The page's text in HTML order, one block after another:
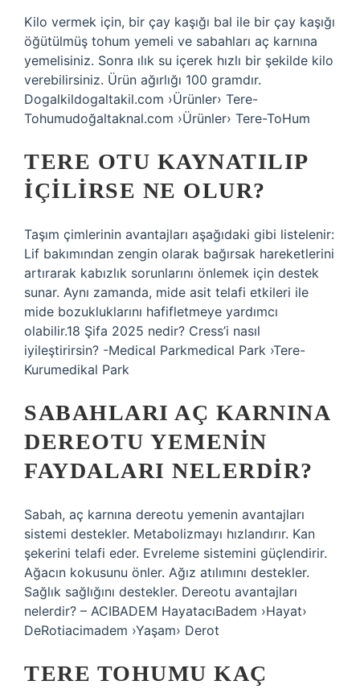
Kilo vermek için, bir çay kaşığı bal ile bir çay kaşığı
öğütülmüş tohum yemeli ve sabahları aç karnına
yemelisiniz. Sonra ılık su içerek hızlı bir şekilde kilo
verebilirsiniz. Ürün ağırlığı 100 gramdır.
Dogalkildogaltakil.com ›Ürünler› Tere-
Tohumudoğaltaknal.com ›Ürünler› Tere-ToHum
TERE OTU KAYNATILIP
IÇILIRSE NE OLUR?
Taşım çimlerinin avantajları aşağıdaki gibi listelenir:
Lif bakımından zengin olarak bağırsak hareketlerini
artırarak kabızlık sorunlarını önlemek için destek
sunar. Aynı zamanda, mide asit telafi etkileri ile
mide bozukluklarını hafifletmeye yardımcı
olabilir.18 Şifa 2025 nedir? Cress’i nasıl
iyileştirirsin? -Medical Parkmedical Park ›Tere-
Kurumedikal Park
SABAHLARI AÇ KARNINA
DEREOTU YEMENIN
FAYDALARI NELERDIR?
Sabah, aç karnına dereotu yemenin avantajları
sistemi destekler. Metabolizmayı hızlandırır. Kan
şekerini telafi eder. Evreleme sistemini güçlendirir.
Ağacın kokusunu önler. Ağız atılımını destekler.
Sağlık sağlığını destekler. Dereotu avantajları
nelerdir? – ACIBADEM HayatacıBadem ›Hayat›
DeRotiacimadem ›Yaşam› Derot
TERE TOHUMU KAÇ